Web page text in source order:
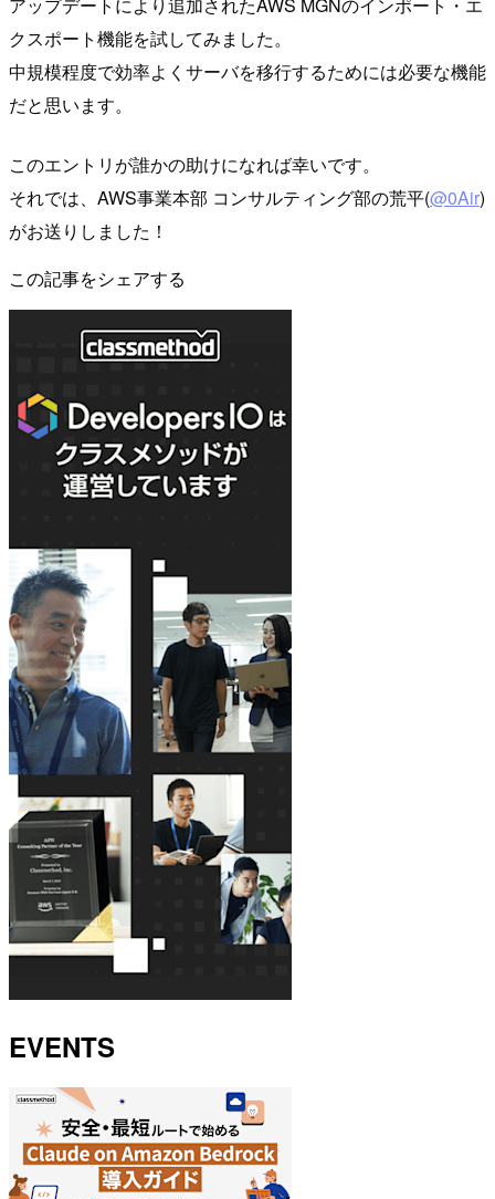
アップデートにより追加されたAWS MGNのインポート・エ
クスポート機能を試してみました。
中規模程度で効率よくサーバを移行するためには必要な機能
だと思います。
このエントリが誰かの助けになれば幸いです。
それでは、AWS事業本部 コンサルティング部の荒平(@0Air)
がお送りしました！
この記事をシェアする
EVENTS